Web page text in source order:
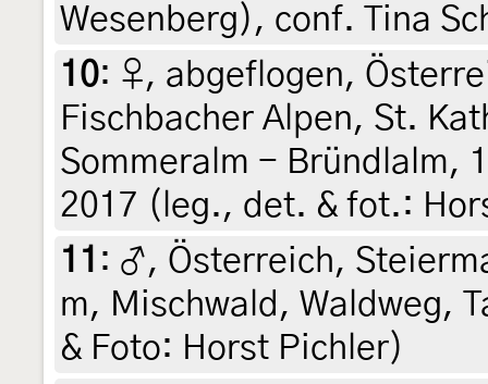
Wesenberg), conf. Tina
10: ♀, abgeflogen,
Fischbacher Alpen, St.
Sommeralm - Bründlalm,
2017 (leg., det. & fot.:
11 : ♂, Österreich,
m, Mischwald, Waldweg,
& Foto: Horst Pichler)